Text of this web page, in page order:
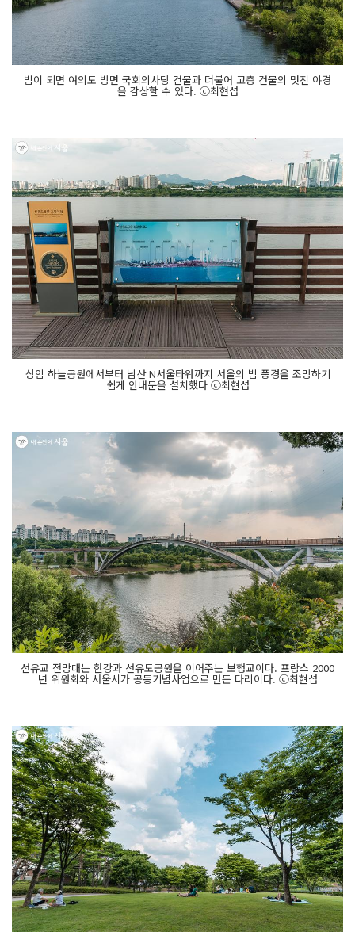
밤이 되면 여의도 방면 국회의사당 건물과 더불어 고층 건물의 멋진 야경
을 감상할 수 있다. ⓒ최현섭
상암 하늘공원에서부터 남산 N서울타워까지 서울의 밤 풍경을 조망하기
쉽게 안내문을 설치했다 ⓒ최현섭
선유교 전망대는 한강과 선유도공원을 이어주는 보행교이다. 프랑스 2000
년 위원회와 서울시가 공동기념사업으로 만든 다리이다. ⓒ최현섭